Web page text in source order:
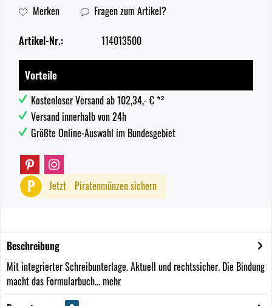
Merken Fragen zum Artikel?
Artikel-Nr.: 114013500
Vorteile
Kostenloser Versand ab 102,34,- € *²
Versand innerhalb von 24h
Größte Online-Auswahl im Bundesgebiet
P Jetzt Piratenmünzen sichern
Beschreibung
Mit integrierter Schreibunterlage. Aktuell und rechtssicher. Die Bindung
macht das Formularbuch...mehr